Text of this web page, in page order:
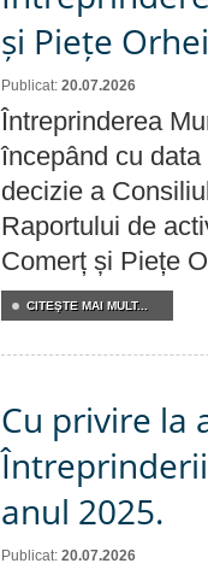
și Piețe
Publicat: 20.07.2026
Întreprinderea
începând cu
decizie a
Raportului de
Comerț și Piețe
CITEŞTE MAI MULT...
Cu privire la
anul 2025.
Publicat: 20.07.2026